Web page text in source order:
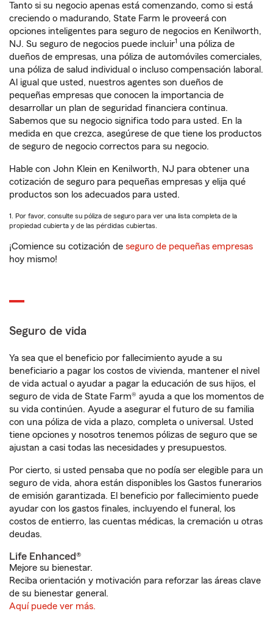
Tanto si su negocio apenas está comenzando, como si está
creciendo o madurando, State Farm le proveerá con
opciones inteligentes para seguro de negocios en Kenilworth,
NJ. Su seguro de negocios puede incluir1 una póliza de
dueños de empresas, una póliza de automóviles comerciales,
una póliza de salud individual o incluso compensación laboral.
Al igual que usted, nuestros agentes son dueños de
pequeñas empresas que conocen la importancia de
desarrollar un plan de seguridad financiera continua.
Sabemos que su negocio significa todo para usted. En la
medida en que crezca, asegúrese de que tiene los productos
de seguro de negocio correctos para su negocio.
Hable con John Klein en Kenilworth, NJ para obtener una
cotización de seguro para pequeñas empresas y elija qué
productos son los adecuados para usted.
1. Por favor, consulte su póliza de seguro para ver una lista completa de la
propiedad cubierta y de las pérdidas cubiertas.
¡Comience su cotización de seguro de pequeñas empresas
hoy mismo!
Seguro de vida
Ya sea que el beneficio por fallecimiento ayude a su
beneficiario a pagar los costos de vivienda, mantener el nivel
de vida actual o ayudar a pagar la educación de sus hijos, el
seguro de vida de State Farm® ayuda a que los momentos de
su vida continúen. Ayude a asegurar el futuro de su familia
con una póliza de vida a plazo, completa o universal. Usted
tiene opciones y nosotros tenemos pólizas de seguro que se
ajustan a casi todas las necesidades y presupuestos.
Por cierto, si usted pensaba que no podía ser elegible para un
seguro de vida, ahora están disponibles los Gastos funerarios
de emisión garantizada. El beneficio por fallecimiento puede
ayudar con los gastos finales, incluyendo el funeral, los
costos de entierro, las cuentas médicas, la cremación u otras
deudas.
Life Enhanced®
Mejore su bienestar.
Reciba orientación y motivación para reforzar las áreas clave
de su bienestar general.
Aquí puede ver más.